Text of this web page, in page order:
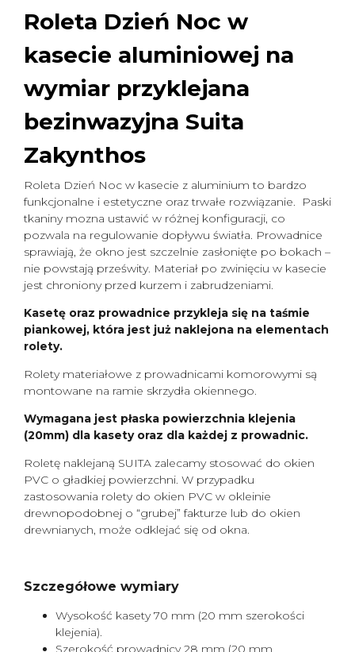
Roleta Dzień Noc w
kasecie aluminiowej na
wymiar przyklejana
bezinwazyjna Suita
Zakynthos
Roleta Dzień Noc w kasecie z aluminium to bardzo
funkcjonalne i estetyczne oraz trwałe rozwiązanie. Paski
tkaniny mozna ustawić w różnej konfiguracji, co
pozwala na regulowanie dopływu światła. Prowadnice
sprawiają, że okno jest szczelnie zasłonięte po bokach –
nie powstają prześwity. Materiał po zwinięciu w kasecie
jest chroniony przed kurzem i zabrudzeniami.
Kasetę oraz prowadnice przykleja się na taśmie
piankowej, która jest już naklejona na elementach
rolety.
Rolety materiałowe z prowadnicami komorowymi są
montowane na ramie skrzydła okiennego.
Wymagana jest płaska powierzchnia klejenia
(20mm) dla kasety oraz dla każdej z prowadnic.
Roletę naklejaną SUITA zalecamy stosować do okien
PVC o gładkiej powierzchni. W przypadku
zastosowania rolety do okien PVC w okleinie
drewnopodobnej o “grubej” fakturze lub do okien
drewnianych, może odklejać się od okna.
Szczegółowe wymiary
Wysokość kasety 70 mm (20 mm szerokości
klejenia).
Szerokość prowadnicy 28 mm (20 mm